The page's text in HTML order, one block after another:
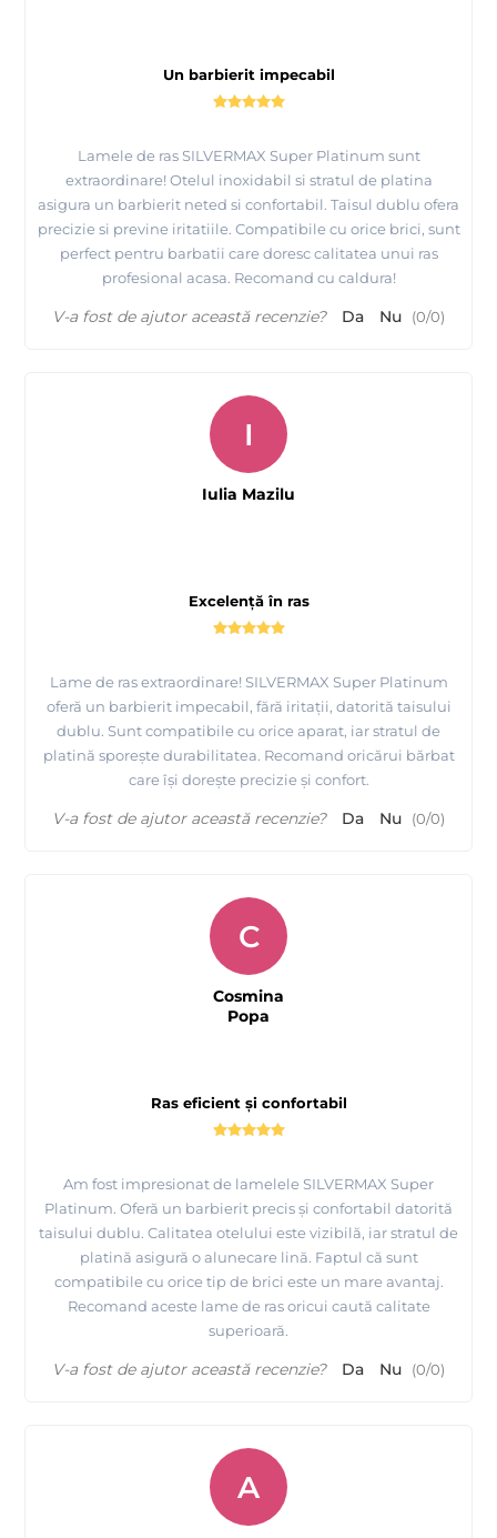
Un barbierit impecabil
Lamele de ras SILVERMAX Super Platinum sunt
extraordinare! Otelul inoxidabil si stratul de platina
asigura un barbierit neted si confortabil. Taisul dublu ofera
precizie si previne iritatiile. Compatibile cu orice brici, sunt
perfect pentru barbatii care doresc calitatea unui ras
profesional acasa. Recomand cu caldura!
V-a fost de ajutor această recenzie? Da Nu (0/0)
Excelență în ras
Lame de ras extraordinare! SILVERMAX Super Platinum
oferă un barbierit impecabil, fără iritații, datorită taisului
dublu. Sunt compatibile cu orice aparat, iar stratul de
platină sporește durabilitatea. Recomand oricărui bărbat
care își dorește precizie și confort.
I
Iulia Mazilu
V-a fost de ajutor această recenzie? Da Nu (0/0)
Ras eficient și confortabil
Am fost impresionat de lamelele SILVERMAX Super
Platinum. Oferă un barbierit precis și confortabil datorită
taisului dublu. Calitatea otelului este vizibilă, iar stratul de
platină asigură o alunecare lină. Faptul că sunt
compatibile cu orice tip de brici este un mare avantaj.
Recomand aceste lame de ras oricui caută calitate
superioară.
C
Cosmina
Popa
V-a fost de ajutor această recenzie? Da Nu (0/0)
A